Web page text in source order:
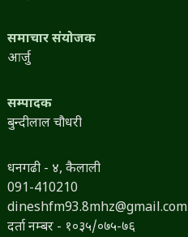
समाचार संयोजक
आर्जु
सम्पादक
बुन्दीलाल चौधरी
धनगढी - ४, कैलाली
091-410210
dineshfm93.8mhz@gmail.com
दर्ता नम्बर - १०३५/०७५-७६